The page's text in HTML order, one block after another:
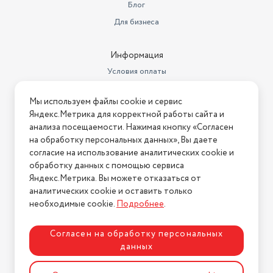
0.1
0.25
Тип разъема для зарядки
USB Type-C
Материал корпуса
металл
Емкость аккумулятора
8840 мАч
Операционная система
Android
Разрешение основной камеры
13 МП
Разрешение фронтальной
8 МП
Стандарт Wi-Fi
802.11ax
Блог
Для бизнеса
Информация
Условия оплаты
Условия возврата
Нашли ошибку на сайте? Напишите нам
2026 © Интернет-магазин "АстМаркет". У нас есть всё!
Политика конфиденциальности
Разработка сайтаASTDESIGN
Мы используем файлы cookie и сервис
Яндекс.Метрика для корректной работы сайта и
анализа посещаемости. Нажимая кнопку «Согласен
на обработку персональных данных», Вы даете
согласие на использование аналитических cookie и
обработку данных с помощью сервиса
Яндекс.Метрика. Вы можете отказаться от
аналитических cookie и оставить только
необходимые cookie.Подробнее.
Согласен на обработку персональных
данных